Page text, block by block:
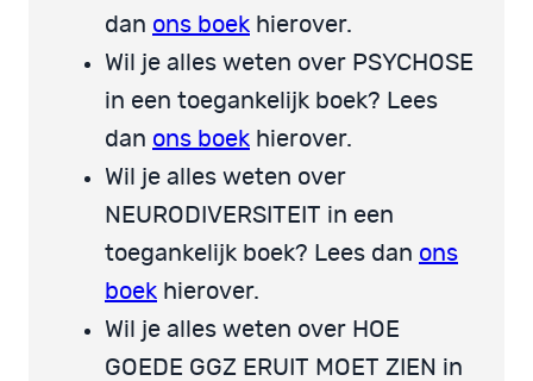
dan ons boek hierover.
Wil je alles weten over PSYCHOSE
in een toegankelijk boek? Lees
dan ons boek hierover.
Wil je alles weten over
NEURODIVERSITEIT in een
toegankelijk boek? Lees dan ons
boek hierover.
Wil je alles weten over HOE
GOEDE GGZ ERUIT MOET ZIEN in